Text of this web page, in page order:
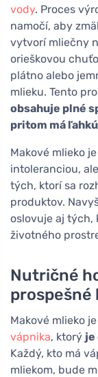
vody. Proces
namočí, aby
vytvorí mliečny
orieškovou
plátno alebo
mlieku. Tento
obsahuje plné
pritom má
Makové mlieko
intoleranciou,
tých, ktorí sa
produktov.
oslovuje aj tých,
životného
Nutričné
prospešné
Makové mlieko
vápnika, ktorý je
Každý, kto má
mliekom, bude